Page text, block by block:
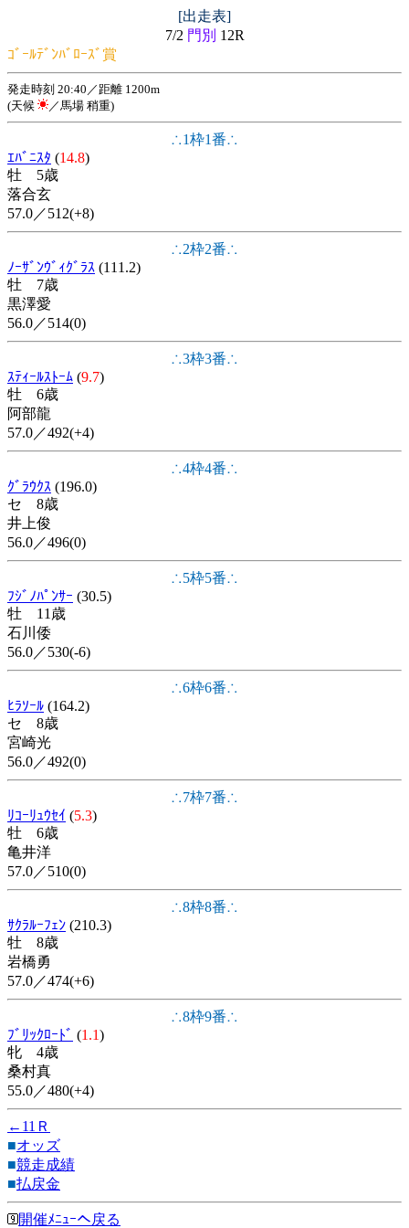
[出走表]
7/2 門別 12R
ｺﾞｰﾙﾃﾞﾝﾊﾞﾛｰｽﾞ賞
発走時刻 20:40／距離 1200m
(天候
／馬場 稍重)
∴1枠1番∴
ｴﾊﾞﾆｽﾀ (14.8)
牡 5歳
落合玄
57.0／512(+8)
∴2枠2番∴
ﾉｰｻﾞﾝｳﾞｨｸﾞﾗｽ (111.2)
牡 7歳
黒澤愛
56.0／514(0)
∴3枠3番∴
ｽﾃｨｰﾙｽﾄｰﾑ (9.7)
牡 6歳
阿部龍
57.0／492(+4)
∴4枠4番∴
ｸﾞﾗｳｸｽ (196.0)
セ 8歳
井上俊
56.0／496(0)
∴5枠5番∴
ﾌｼﾞﾉﾊﾟﾝｻｰ (30.5)
牡 11歳
石川倭
56.0／530(-6)
∴6枠6番∴
ﾋﾗｿｰﾙ (164.2)
セ 8歳
宮崎光
56.0／492(0)
∴7枠7番∴
ﾘｺｰﾘｭｳｾｲ (5.3)
牡 6歳
亀井洋
57.0／510(0)
∴8枠8番∴
ｻｸﾗﾙｰﾌｪﾝ (210.3)
牡 8歳
岩橋勇
57.0／474(+6)
∴8枠9番∴
ﾌﾞﾘｯｸﾛｰﾄﾞ (1.1)
牝 4歳
桑村真
55.0／480(+4)
←11Ｒ
■オッズ
■競走成績
■払戻金
開催ﾒﾆｭｰへ戻る